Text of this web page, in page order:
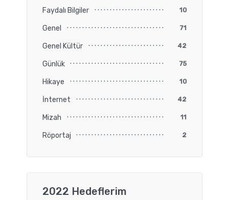
Faydalı Bilgiler 10
Genel 71
Genel Kültür 42
Günlük 75
Hikaye 10
İnternet 42
Mizah 11
Röportaj 2
2022 Hedeflerim